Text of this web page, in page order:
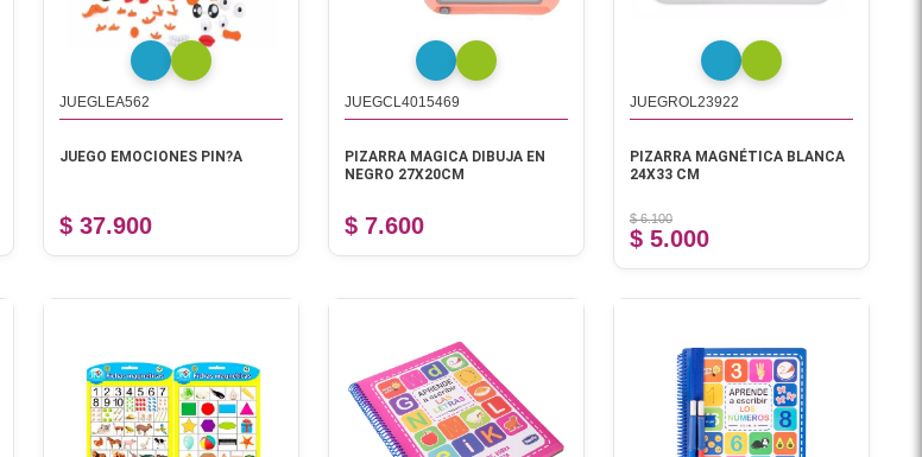
JUEGLEA562
JUEGO EMOCIONES PIN?A
$ 37.900
JUEGCL4015469
PIZARRA MAGICA DIBUJA EN
NEGRO 27X20CM
$ 7.600
JUEGROL23922
PIZARRA MAGNÉTICA BLANCA
24X33 CM
$ 6.100
$ 5.000